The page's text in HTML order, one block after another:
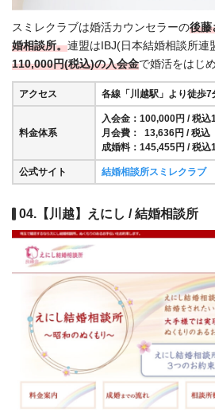
スミレクラブは婚活カウンセラーの後藤
婚相談所。連盟はIBJ(日本結婚相談所連
110,000円(税込)の入会金で婚活をはじ
アクセス 各線「川越駅」より徒歩7
料金体系
入会金：100,000円 / 税込
月会費： 13,636円 / 税込
成婚料：145,455円 / 税込
公式サイト 結婚相談所スミレクラブ
04.【川越】えにし / 結婚相談所